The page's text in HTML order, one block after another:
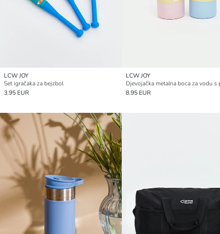
LCW JOY
Set igračaka za bejzbol
3.95 EUR
LCW JOY
8.95 EUR